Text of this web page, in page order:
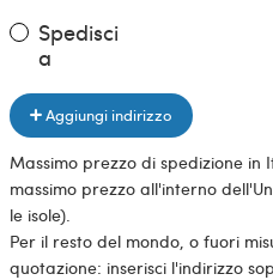
Spedisci
a
Aggiungi indirizzo
Massimo prezzo di spedizione in
massimo prezzo all'interno
le isole).
Per il resto del mondo, o fuori
quotazione: inserisci l'indirizzo